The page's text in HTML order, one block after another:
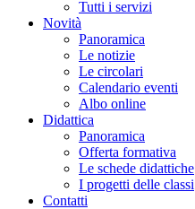
Tutti i servizi
Novità
Panoramica
Le notizie
Le circolari
Calendario eventi
Albo online
Didattica
Panoramica
Offerta formativa
Le schede didattiche
I progetti delle classi
Contatti